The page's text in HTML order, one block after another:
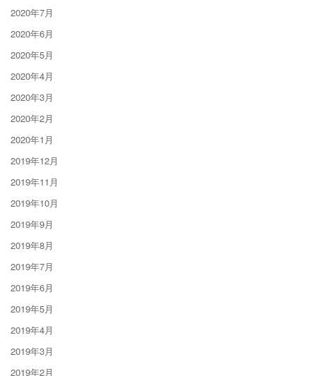
2020年7月
2020年6月
2020年5月
2020年4月
2020年3月
2020年2月
2020年1月
2019年12月
2019年11月
2019年10月
2019年9月
2019年8月
2019年7月
2019年6月
2019年5月
2019年4月
2019年3月
2019年2月